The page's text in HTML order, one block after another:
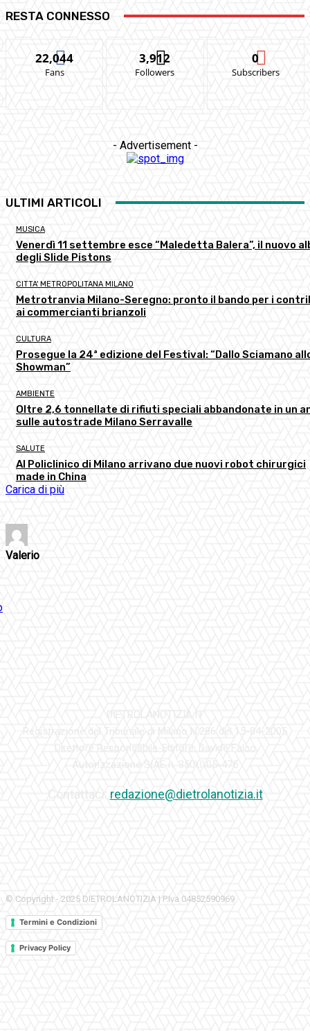
RESTA CONNESSO
22,044
Fans
3,912
Followers
0
Subscribers
- Advertisement -
ULTIMI ARTICOLI
MUSICA
Venerdì 11 settembre esce “Maledetta Balera”, il nuovo
degli Slide Pistons
CITTA' METROPOLITANA MILANO
Metrotranvia Milano-Seregno: pronto il bando per i
ai commercianti brianzoli
CULTURA
Prosegue la 24ª edizione del Festival: “Dallo Sciamano
Showman”
AMBIENTE
Oltre 2,6 tonnellate di rifiuti speciali abbandonate in un
sulle autostrade Milano Serravalle
SALUTE
Al Policlinico di Milano arrivano due nuovi robot chirurgici
made in China
Carica di più
Valerio
redazione@dietrolanotizia.it
© Copyright - 2025 DIETROLANOTIZIA | P.Iva 04852590969
Termini e Condizioni
Privacy Policy